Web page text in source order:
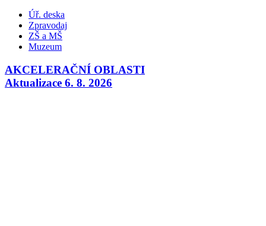
Úř. deska
Zpravodaj
ZŠ a MŠ
Muzeum
AKCELERAČNÍ OBLASTI
Aktualizace 6. 8. 2026